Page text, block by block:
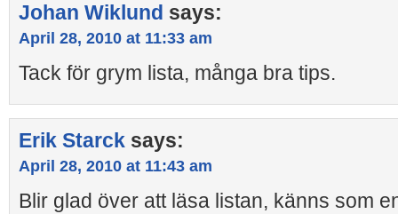
Johan Wiklund says:
April 28, 2010 at 11:33 am
Tack för grym lista, många bra tips.
Erik Starck says:
April 28, 2010 at 11:43 am
Blir glad över att läsa listan, känns som